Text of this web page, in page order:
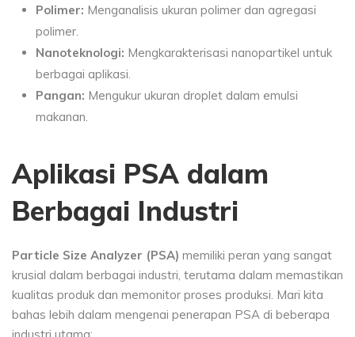
Polimer: Menganalisis ukuran polimer dan agregasi
polimer.
Nanoteknologi: Mengkarakterisasi nanopartikel untuk
berbagai aplikasi.
Pangan: Mengukur ukuran droplet dalam emulsi
makanan.
Aplikasi PSA dalam
Berbagai Industri
Particle Size Analyzer (PSA) memiliki peran yang sangat
krusial dalam berbagai industri, terutama dalam memastikan
kualitas produk dan memonitor proses produksi. Mari kita
bahas lebih dalam mengenai penerapan PSA di beberapa
industri utama: